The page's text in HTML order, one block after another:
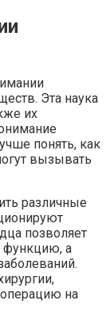
Эта наука
их
понять, как
вызывать
различные
позволяет
функцию, а
операцию на